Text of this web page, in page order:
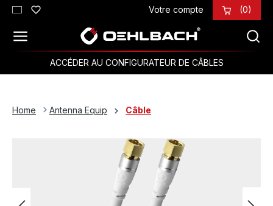
Passer au contenu principal Votre compte (0)
ACCÉDER AU CONFIGURATEUR DE CÂBLES
Home Antenna Equip Câble